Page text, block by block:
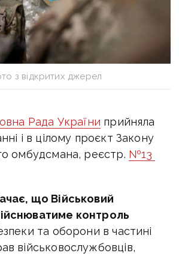
з відкритих джерел
Рада України прийняла
і в цілому проєкт Закону
омбудсмана, реєстр. №13
що Військовий
контроль
та оборони в частині
військовослужбовців,